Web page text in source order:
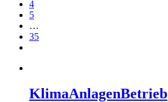
4
5
…
35
KlimaAnlagenBetrieb